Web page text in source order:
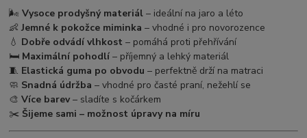
🌬️Vysoce prodyšný materiál – ideální na jaro a léto
👶Jemné k pokožce miminka – vhodné i pro novorozence
💧 Dobře odvádí vlhkost – pomáhá proti přehřívání
🛏️ Maximální pohodlí – příjemný a lehký materiál
🧵 Elastická guma po obvodu – perfektně drží na matraci
🧼 Snadná údržba – vhodné pro časté praní, nežehlí se
🎨Více barev– sladíte s kočárkem
✂️ Šijeme sami – možnost úpravy na míru